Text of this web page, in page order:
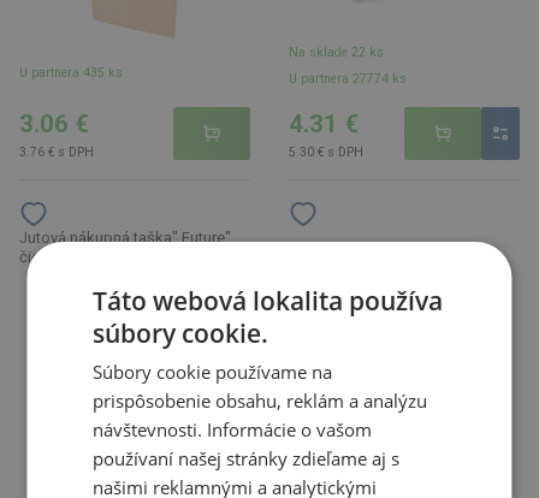
U partnera 435 ks
3.06 €
3.76 € s DPH
Na sklade 22 ks
U partnera 27774 ks
4.31 €
5.30 € s DPH
Jutová nákupná taška" Future",
čierna
Táto webová lokalita používa
súbory cookie.
Súbory cookie používame na
prispôsobenie obsahu, reklám a analýzu
návštevnosti. Informácie o vašom
používaní našej stránky zdieľame aj s
našimi reklamnými a analytickými